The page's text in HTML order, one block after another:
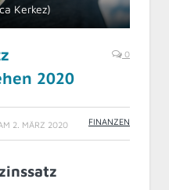
Kerkez)
2020
0
2. MÄRZ 2020 FINANZEN